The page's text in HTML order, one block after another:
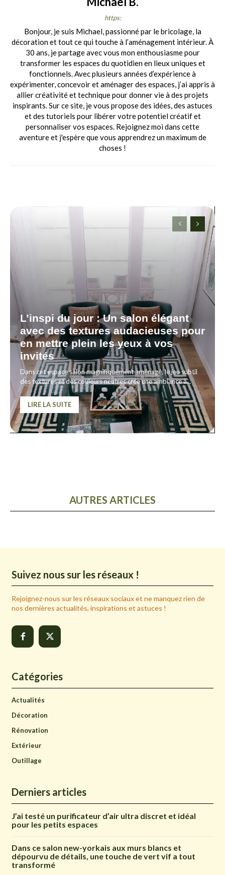
https:
Bonjour, je suis Michael, passionné par le bricolage, la
décoration et tout ce qui touche à l’aménagement intérieur. À
30 ans, je partage avec vous mon enthousiasme pour
transformer les espaces du quotidien en lieux uniques et
fonctionnels. Avec plusieurs années d’expérience à
expérimenter, concevoir et aménager des espaces, j’ai appris à
allier créativité et technique pour donner vie à des projets
inspirants. Sur ce site, je vous propose des idées, des astuces
et des tutoriels pour libérer votre potentiel créatif et
personnaliser vos espaces. Rejoignez moi dans cette
aventure et j'espère que vous apprendrez un maximum de
choses !
L’inspi du jour : Un salon élégant
avec des textures audacieuses pour
en mettre plein les yeux à vos
invités
Dans cet espace salon magnifiquement aménagé, le jeu subtil
des textures et des couleurs neutres crée une ambiance à...
LIRE LA SUITE
AUTRES ARTICLES
Suivez nous sur les réseaux !
Rejoignez-nous sur les réseaux sociaux et ne manquez rien de
nos dernières actualités, inspirations et astuces !
Catégories
Actualités
Décoration
Rénovation
Extérieur
Outillage
Derniers articles
J’ai testé un purificateur d’air ultra discret et idéal
pour les petits espaces
Dans ce salon new-yorkais aux murs blancs et
dépourvu de détails, une touche de vert vif a tout
transformé